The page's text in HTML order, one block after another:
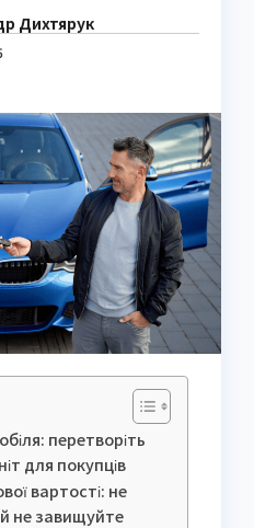
Дихтярук
перетворіть
для покупців
вартості: не
не завищуйте